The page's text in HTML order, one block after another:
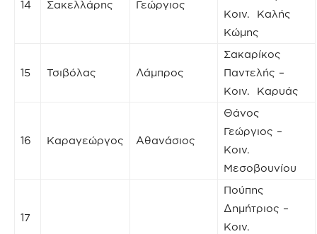
14 Σακελλάρης Γεώργιος
Κοιν. Καλής
Κώμης
15 Τσιβόλας Λάμπρος
Σακαρίκος
Παντελής –
Κοιν. Καρυάς
16 Καραγεώργος Αθανάσιος
Θάνος
Γεώργιος –
Κοιν.
Μεσοβουνίου
17
Πούπης
Δημήτριος –
Κοιν.